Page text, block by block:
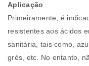
Aplicação
Primeiramente, é
resistentes aos ácidos
sanitária, tais como,
grés, etc. No entanto,